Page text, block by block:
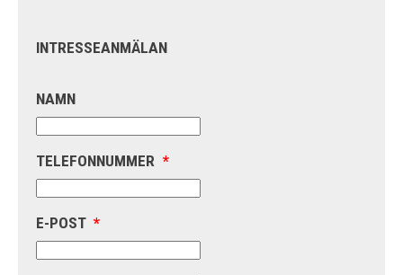
INTRESSEANMÄLAN
NAMN
TELEFONNUMMER *
E-POST *